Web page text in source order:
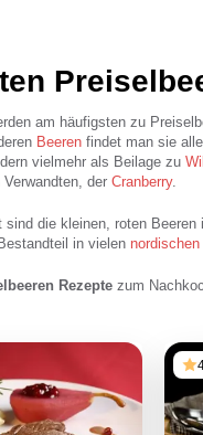
am häufigsten zu
Beeren findet man sie
vielmehr als Beilage zu
der Cranberry.
sind die kleinen, roten Beeren
in vielen nordischen
Rezepte zum